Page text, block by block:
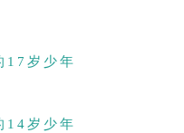
17岁少年
14岁少年